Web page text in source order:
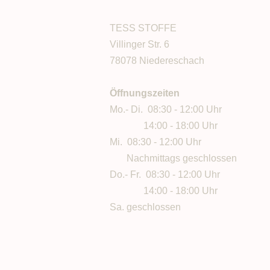
TESS STOFFE
Villinger Str. 6
78078 Niedereschach
Öffnungszeiten
Mo.- Di. 08:30 - 12:00 Uhr
14:00 - 18:00 Uhr
Mi. 08:30 - 12:00 Uhr
Nachmittags geschlossen
Do.- Fr. 08:30 - 12:00 Uhr
14:00 - 18:00 Uhr
Sa. geschlossen